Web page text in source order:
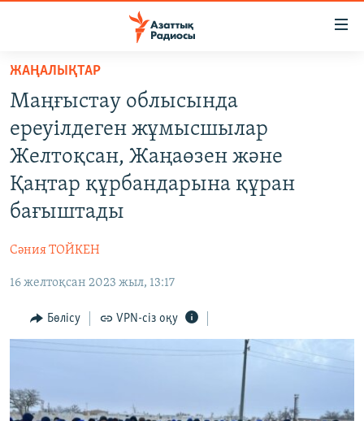
Skip
main
content
Skip
to
main
Navigation
to
САЯСАТ
AZATTYQTV
ҚАҢТАР ОҚИҒАСЫ
АДАМ ҚҰҚЫҚТАРЫ
АРНАЙЫ ЖОБАЛАР
ЖАҢАЛЫҚТАР
Маңғыстау облысында
ереуілдеген жұмысшылар
Желтоқсан, Жаңаөзен және
Қаңтар құрбандарына құран
бағыштады
Сәния ТОЙКЕН
16 желтоқсан 2023 жыл, 13:17
Бөлісу VPN-сіз оқу